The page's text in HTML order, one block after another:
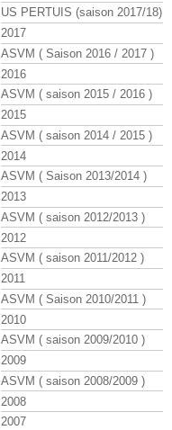
US PERTUIS (saison 2017/18)
2017
ASVM ( Saison 2016 / 2017 )
2016
ASVM ( saison 2015 / 2016 )
2015
ASVM ( saison 2014 / 2015 )
2014
ASVM ( Saison 2013/2014 )
2013
ASVM ( saison 2012/2013 )
2012
ASVM ( saison 2011/2012 )
2011
ASVM ( Saison 2010/2011 )
2010
ASVM ( saison 2009/2010 )
2009
ASVM ( saison 2008/2009 )
2008
2007